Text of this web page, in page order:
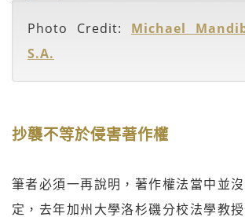
Photo Credit: Michael
S.A.
抄襲不等於侵害著作權
筆者必須一再說明，著作權法當中並
定，去年加州大學洛杉磯分校法學教